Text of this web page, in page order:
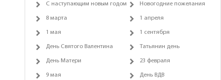
С наступающим новым годом Новогодние пожелания
8 марта 1 апреля
1 мая 1 сентября
День Святого Валентина Татьянин день
День Матери 23 февраля
9 мая День ВДВ